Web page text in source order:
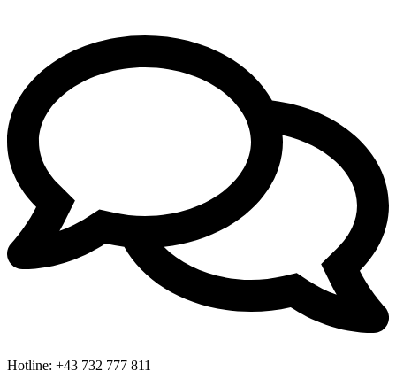
Hotline: +43 732 777 811